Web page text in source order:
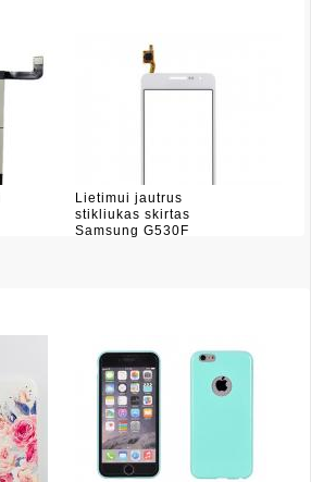
Lietimui jautrus
stikliukas skirtas
Samsung G530F